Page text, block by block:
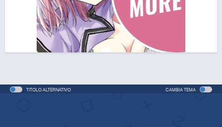
TITOLO ALTERNATIVO CAMBIA TEMA